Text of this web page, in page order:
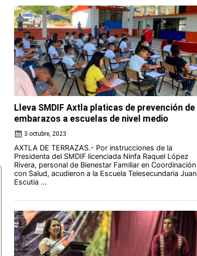
Lleva SMDIF Axtla platicas de prevención de
embarazos a escuelas de nivel medio
3 octubre, 2023
AXTLA DE TERRAZAS.- Por instrucciones de la
Presidenta del SMDIF licenciada Ninfa Raquel López
Rivera, personal de Bienestar Familiar en Coordinación
con Salud, acudieron a la Escuela Telesecundaria Juan
Escutia ...